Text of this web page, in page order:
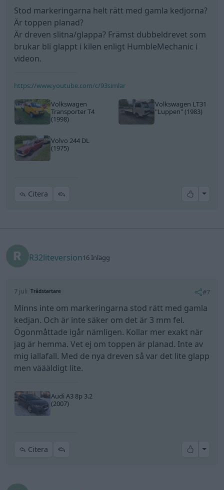
Stod markeringarna helt rätt med gamla kedjorna?
Är toppen planad?
Är dreven slitna/glappa? Främst dubbeldrevet som
brukar bli glappt i kilen enligt HumbleMechanic i
videon.
https://www.youtube.com/c/93simlar
Volkswagen
Transporter T4
(1998)
Volkswagen LT31
"Luppen"(1983)
Volvo 244 DL
(1975)
Citera All
R32liteversion16 Inlägg
7 juli Trådstartare #7
Minns inte om markeringarna stod rätt med gamla
kedjan. Och är inte säker om det är 3 mm fel.
Ögonmåttade igår nämligen. Kollar mer exakt när
jag är hemma. Vet ej om toppen är planad. Inte av
mig iallafall. Med de nya dreven så var det lite glapp
men väääldigt lite.
Audi A3 8p 3.2
(2007)
Citera All